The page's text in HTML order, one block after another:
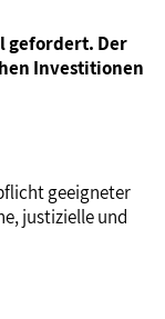
gefordert. Der
Investitionen
geeigneter
justizielle und